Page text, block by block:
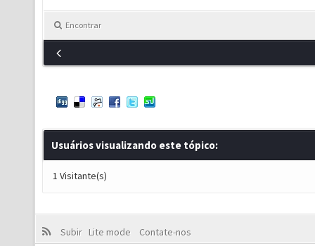
Encontrar
Usuários visualizando este tópico:
1 Visitante(s)
Subir Lite mode
Contate-nos